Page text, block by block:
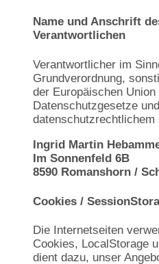
Name und Anschrift
Verantwortlichen
Verantwortlicher im
Grundverordnung,
der Europäischen Union
Datenschutzgesetze
Ingrid Martin
Im Sonnenfeld 6B
8590 Romanshorn /
Cookies /
Die Internetseiten
Cookies, LocalStorage
dient dazu, unser